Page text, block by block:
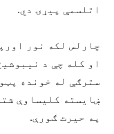
اتلسمې پیړۍ دي.
چارلس لکه نور
او کله چې د
سترګې له خونده
ښایسته کلیساوې
په حیرت ګورې.